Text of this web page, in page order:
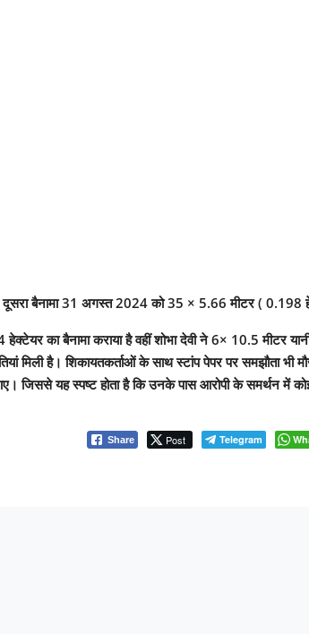
बैनामा 31 अगस्त 2024 को 35 × 5.66 मीटर ( 0.198
का बैनामा कराया है वहीं शोभा देवी ने 6× 10.5 मीटर
मिली है। शिकायतकर्ताओं के साथ स्टांप पेपर पर समझौता भी
जिससे यह स्पष्ट होता है कि उनके पास आरोपी के समर्थन में
Share Post Telegram